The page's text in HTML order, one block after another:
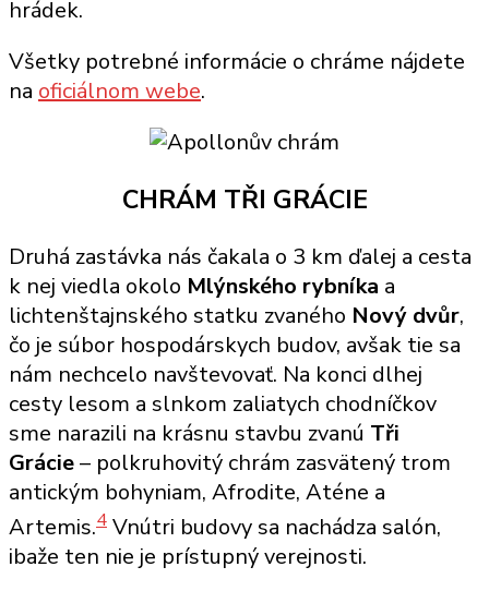
hrádek.
Všetky potrebné informácie o chráme nájdete
na oficiálnom webe.
CHRÁM TŘI GRÁCIE
Druhá zastávka nás čakala o 3 km ďalej a cesta
k nej viedla okolo Mlýnského rybníka a
lichtenštajnského statku zvaného Nový dvůr,
čo je súbor hospodárskych budov, avšak tie sa
nám nechcelo navštevovať. Na konci dlhej
cesty lesom a slnkom zaliatych chodníčkov
sme narazili na krásnu stavbu zvanú Tři
Grácie– polkruhovitý chrám zasvätený trom
antickým bohyniam, Afrodite, Aténe a
Artemis.4 Vnútri budovy sa nachádza salón,
ibaže ten nie je prístupný verejnosti.